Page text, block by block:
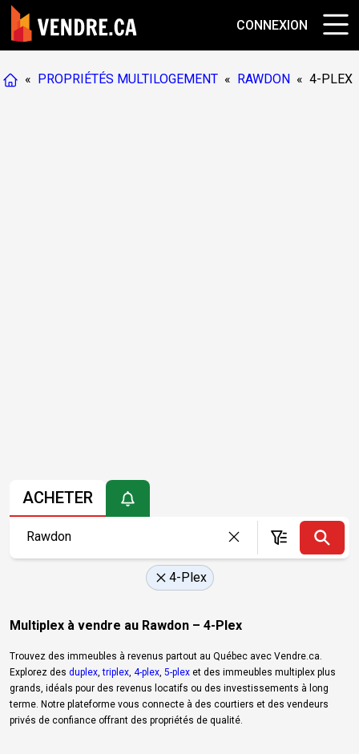
CONNEXION
« PROPRIÉTÉS MULTILOGEMENT « RAWDON « 4-PLEX
ACHETER
4-Plex
Multiplex à vendre au Rawdon – 4-Plex
Trouvez des immeubles à revenus partout au Québec avec Vendre.ca.
Explorez des duplex ,triplex 4-plex 5-plex et des immeubles multiplex plus
grands, idéals pour des revenus locatifs ou des investissements à long
terme. Notre plateforme vous connecte à des courtiers et des vendeurs
privés de confiance offrant des propriétés de qualité.